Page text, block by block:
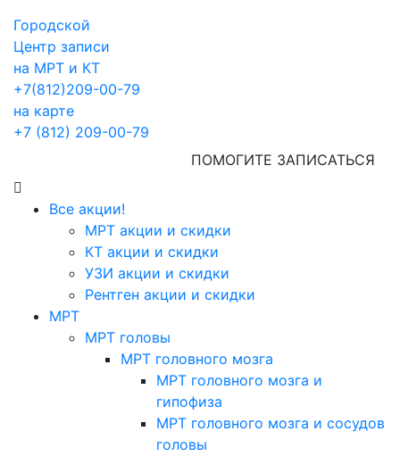
Городской
Центр записи
на МРТ и КТ
+7(812)209-00-79
на карте
+7 (812) 209-00-79
ПОМОГИТЕ ЗАПИСАТЬСЯ
Все акции!
МРТ акции и скидки
КТ акции и скидки
УЗИ акции и скидки
Рентген акции и скидки
МРТ
МРТ головы
МРТ головного мозга
МРТ головного мозга и
гипофиза
МРТ головного мозга и сосудов
головы